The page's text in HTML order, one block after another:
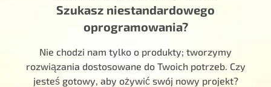
Szukasz niestandardowego
oprogramowania?
Nie chodzi nam tylko o produkty; tworzymy
rozwiązania dostosowane do Twoich potrzeb. Czy
jesteś gotowy, aby ożywić swój nowy projekt?